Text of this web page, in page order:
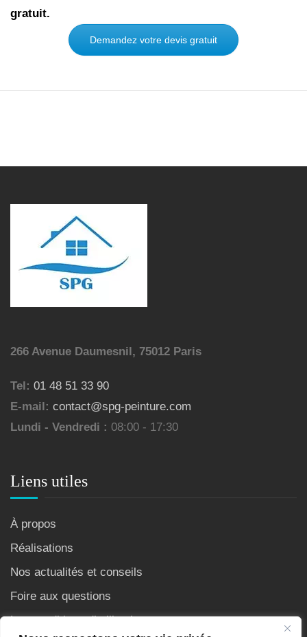
gratuit.
Demandez votre devis gratuit
266 Avenue Daumesnil, 75012 Paris
Tel: 01 48 51 33 90
E-mail: contact@spg-peinture.com
Lundi - Vendredi : 08:00 - 17:30
Liens utiles
À propos
Réalisations
Nos actualités et conseils
Foire aux questions
Les conditions d’utilisation